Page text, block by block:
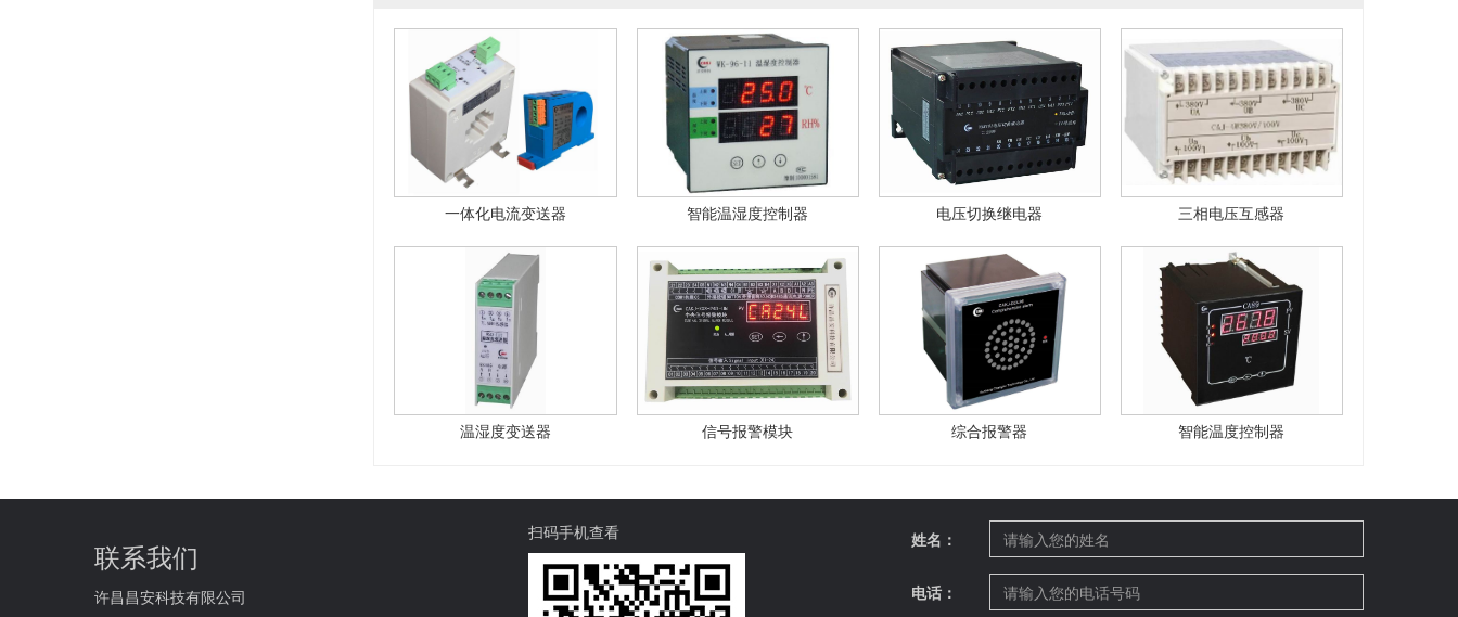
一体化电流变送器 智能温湿度控制器 电压切换继电器 三相电压互感器
温湿度变送器 信号报警模块 综合报警器 智能温度控制器
联系我们
许昌昌安科技有限公司
扫码手机查看 姓名：
电话：